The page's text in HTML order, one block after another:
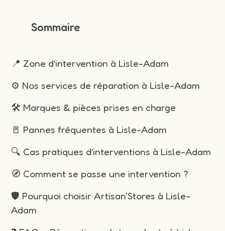
Sommaire
📍 Zone d’intervention à Lisle-Adam
⚙️ Nos services de réparation à Lisle-Adam
🛠️ Marques & pièces prises en charge
🚪 Pannes fréquentes à Lisle-Adam
🔍 Cas pratiques d’interventions à Lisle-Adam
🧭 Comment se passe une intervention ?
🛡️ Pourquoi choisir Artisan'Stores à Lisle-
Adam